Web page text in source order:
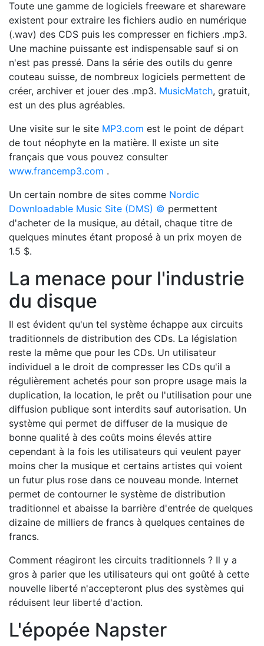
Toute une gamme de logiciels freeware et shareware
existent pour extraire les fichiers audio en numérique
(.wav) des CDS puis les compresser en fichiers .mp3.
Une machine puissante est indispensable sauf si on
n'est pas pressé. Dans la série des outils du genre
couteau suisse, de nombreux logiciels permettent de
créer, archiver et jouer des .mp3. MusicMatch, gratuit,
est un des plus agréables.
Une visite sur le site MP3.com est le point de départ
de tout néophyte en la matière. Il existe un site
français que vous pouvez consulter
www.francemp3.com .
Un certain nombre de sites comme Nordic
Downloadable Music Site (DMS) © permettent
d'acheter de la musique, au détail, chaque titre de
quelques minutes étant proposé à un prix moyen de
1.5 $.
La menace pour l'industrie
du disque
Il est évident qu'un tel système échappe aux circuits
traditionnels de distribution des CDs. La législation
reste la même que pour les CDs. Un utilisateur
individuel a le droit de compresser les CDs qu'il a
régulièrement achetés pour son propre usage mais la
duplication, la location, le prêt ou l'utilisation pour une
diffusion publique sont interdits sauf autorisation. Un
système qui permet de diffuser de la musique de
bonne qualité à des coûts moins élevés attire
cependant à la fois les utilisateurs qui veulent payer
moins cher la musique et certains artistes qui voient
un futur plus rose dans ce nouveau monde. Internet
permet de contourner le système de distribution
traditionnel et abaisse la barrière d'entrée de quelques
dizaine de milliers de francs à quelques centaines de
francs.
Comment réagiront les circuits traditionnels ? Il y a
gros à parier que les utilisateurs qui ont goûté à cette
nouvelle liberté n'accepteront plus des systèmes qui
réduisent leur liberté d'action.
L'épopée Napster